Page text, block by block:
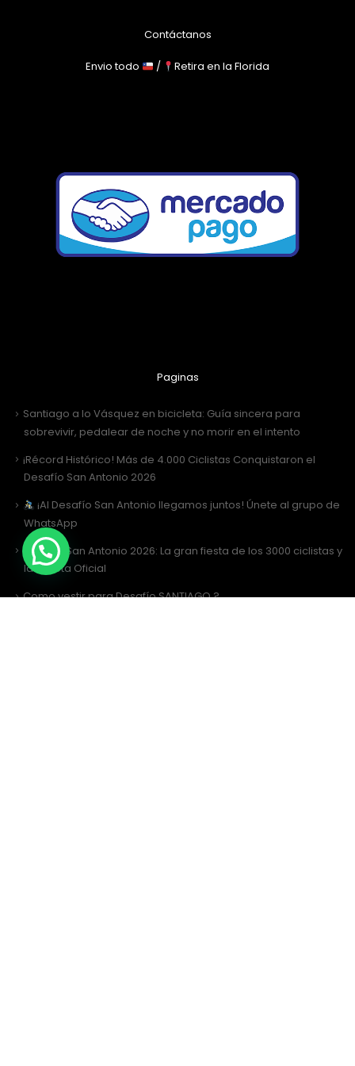
Contáctanos
Envio todo / Retira en la Florida
Paginas
Santiago a lo Vásquez en bicicleta: Guía sincera para
sobrevivir, pedalear de noche y no morir en el intento
¡Récord Histórico! Más de 4.000 Ciclistas Conquistaron el
Desafío San Antonio 2026
¡Al Desafío San Antonio llegamos juntos! Únete al grupo de
WhatsApp
Desafío San Antonio 2026: La gran fiesta de los 3000 ciclistas y
la Tricota Oficial
Como vestir para Desafío SANTIAGO ?